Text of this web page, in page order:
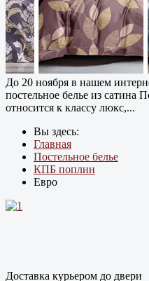
До 20 ноября в нашем
постельное белье из сатина
относится к классу люкс,...
Вы здесь:
Главная
Постельное белье
КПБ поплин
Евро
Доставка курьером до двери